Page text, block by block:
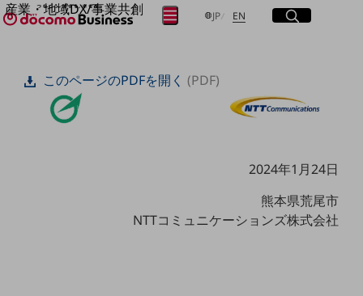
産業・地域DX/事業共創
OPEN HUB for Plural Futures
OPEN HUB for Plural Futuresとは
イベント/ウェビナー
記事コンテンツ
JP日本語
EN Englishサイト内検索
開く
メニュー
開く
フリーワードを入力して探す
検索する
このページのPDFを開く(PDF)
2024年1月24日
熊本県荒尾市
NTTコミュニケーションズ株式会社